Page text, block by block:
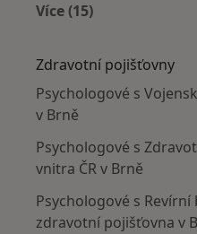
Více (15)
Zdravotní pojišťovny
Psychologové s
v Brně
Psychologové s
vnitra ČR v Brně
Psychologové s
zdravotní pojišťovna v